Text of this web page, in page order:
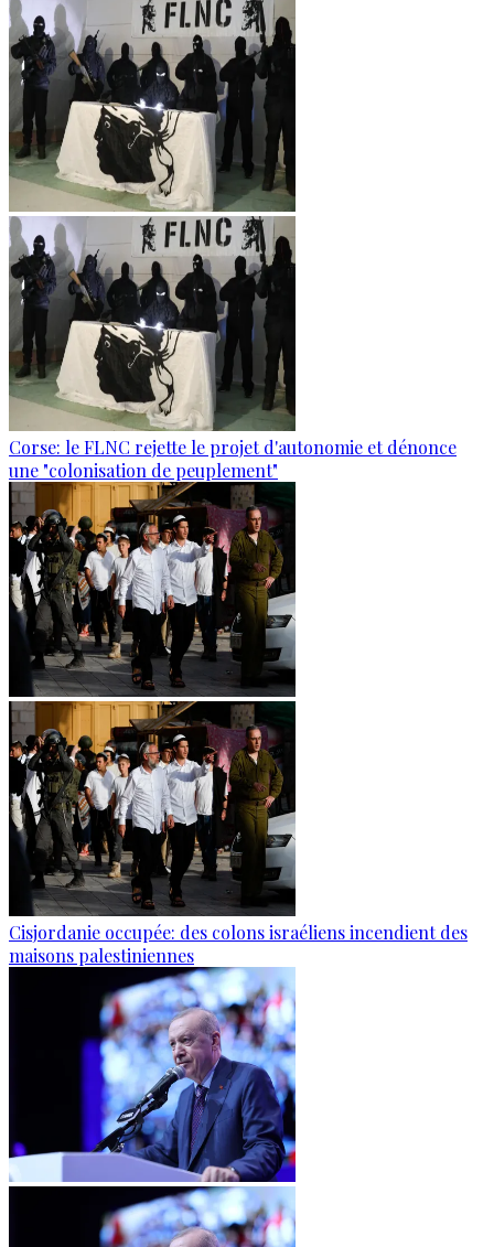
Corse: le FLNC rejette le projet d'autonomie et dénonce
une "colonisation de peuplement"
Cisjordanie occupée: des colons israéliens incendient des
maisons palestiniennes